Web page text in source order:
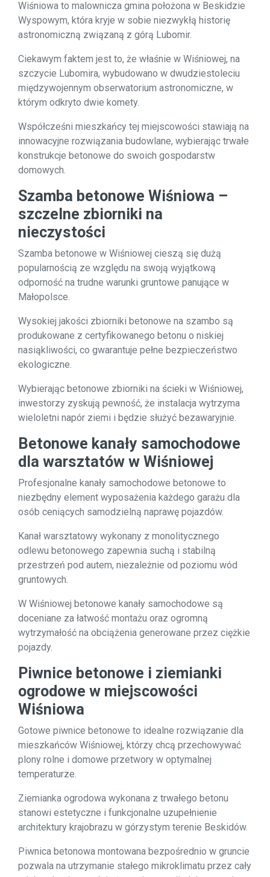
Wiśniowa to malownicza gmina położona w Beskidzie
Wyspowym, która kryje w sobie niezwykłą historię
astronomiczną związaną z górą Lubomir.
Ciekawym faktem jest to, że właśnie w Wiśniowej, na
szczycie Lubomira, wybudowano w dwudziestoleciu
międzywojennym obserwatorium astronomiczne, w
którym odkryto dwie komety.
Współcześni mieszkańcy tej miejscowości stawiają na
innowacyjne rozwiązania budowlane, wybierając trwałe
konstrukcje betonowe do swoich gospodarstw
domowych.
Szamba betonowe Wiśniowa –
szczelne zbiorniki na
nieczystości
Szamba betonowe w Wiśniowej cieszą się dużą
popularnością ze względu na swoją wyjątkową
odporność na trudne warunki gruntowe panujące w
Małopolsce.
Wysokiej jakości zbiorniki betonowe na szambo są
produkowane z certyfikowanego betonu o niskiej
nasiąkliwości, co gwarantuje pełne bezpieczeństwo
ekologiczne.
Wybierając betonowe zbiorniki na ścieki w Wiśniowej,
inwestorzy zyskują pewność, że instalacja wytrzyma
wieloletni napór ziemi i będzie służyć bezawaryjnie.
Betonowe kanały samochodowe
dla warsztatów w Wiśniowej
Profesjonalne kanały samochodowe betonowe to
niezbędny element wyposażenia każdego garażu dla
osób ceniących samodzielną naprawę pojazdów.
Kanał warsztatowy wykonany z monolitycznego
odlewu betonowego zapewnia suchą i stabilną
przestrzeń pod autem, niezależnie od poziomu wód
gruntowych.
W Wiśniowej betonowe kanały samochodowe są
doceniane za łatwość montażu oraz ogromną
wytrzymałość na obciążenia generowane przez ciężkie
pojazdy.
Piwnice betonowe i ziemianki
ogrodowe w miejscowości
Wiśniowa
Gotowe piwnice betonowe to idealne rozwiązanie dla
mieszkańców Wiśniowej, którzy chcą przechowywać
plony rolne i domowe przetwory w optymalnej
temperaturze.
Ziemianka ogrodowa wykonana z trwałego betonu
stanowi estetyczne i funkcjonalne uzupełnienie
architektury krajobrazu w górzystym terenie Beskidów.
Piwnica betonowa montowana bezpośrednio w gruncie
pozwala na utrzymanie stałego mikroklimatu przez cały